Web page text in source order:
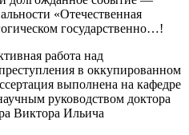
«Отечественная
государственно…!
работа над
в оккупированном
выполнена на кафедре
руководством доктора
Виктора Ильича